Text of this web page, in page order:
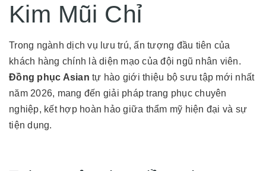
Kim Mũi Chỉ
Trong ngành dịch vụ lưu trú, ấn tượng đầu tiên của
khách hàng chính là diện mạo của đội ngũ nhân viên.
Đồng phục Asian tự hào giới thiệu bộ sưu tập mới nhất
năm 2026, mang đến giải pháp trang phục chuyên
nghiệp, kết hợp hoàn hảo giữa thẩm mỹ hiện đại và sự
tiện dụng.